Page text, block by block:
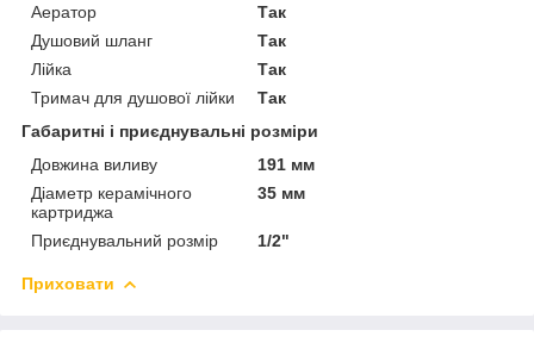
Аератор
Так
Душовий шланг
Так
Лійка
Так
Тримач для душової лійки
Так
Габаритні і приєднувальні розміри
Довжина виливу
191 мм
Діаметр керамічного
картриджа
35 мм
Приєднувальний розмір 1/2"
Приховати